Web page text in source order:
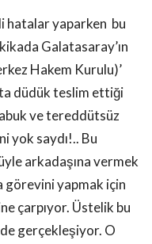
hatalar yaparken bu
Galatasaray’ın
Hakem Kurulu)’
düdük teslim ettiği
ve tereddütsüz
yok saydı!.. Bu
arkadaşına vermek
görevini yapmak için
çarpıyor. Üstelik bu
gerçekleşiyor. O